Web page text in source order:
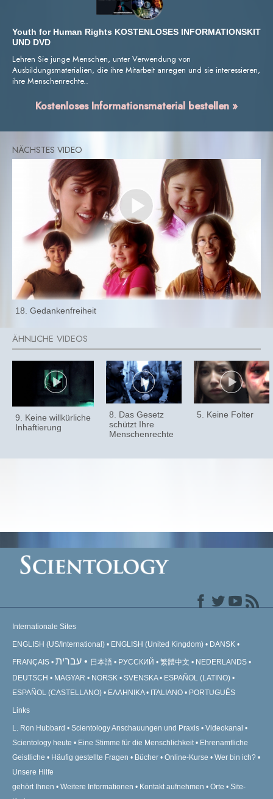
Youth for Human Rights KOSTENLOSES INFORMATIONSKIT
UND DVD
Lehren Sie junge Menschen, unter Verwendung von
Ausbildungsmaterialien, die ihre Mitarbeit anregen und sie interessieren,
ihre Menschenrechte..
Kostenloses Informationsmaterial bestellen »
18. Gedankenfreiheit
9. Keine willkürliche
Inhaftierung
8. Das Gesetz
schützt Ihre
Menschenrechte
5. Keine Folter
Internationale Sites
ENGLISH (US/International) ENGLISH (United Kingdom) DANSK
FRANÇAIS עברית 日本語 РУССКИЙ 繁體中文
NEDERLANDS
DEUTSCH
MAGYAR NORSK SVENSKA
ESPAÑOL (LATINO)
ESPAÑOL (CASTELLANO)
ΕΛΛΗΝΙΚA ITALIANO PORTUGUÊS
Links
L. Ron Hubbard Scientology Anschauungen und Praxis
Videokanal
Scientology heute
Eine Stimme für die Menschlichkeit
Ehrenamtliche
Geistliche
Häufig gestellte Fragen Bücher Online-Kurse
Wer bin ich?
Unsere Hilfe
gehört Ihnen
Weitere Informationen Kontakt aufnehmen Orte
Site-